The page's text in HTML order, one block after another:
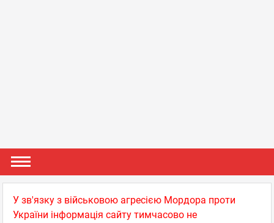
У зв'язку з військовою агресією Мордора проти
України інформація сайту тимчасово не